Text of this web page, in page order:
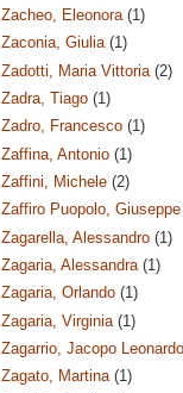
Zacheo, Eleonora(1)
Zaconia, Giulia(1)
Zadotti, Maria Vittoria(2)
Zadra, Tiago(1)
Zadro, Francesco(1)
Zaffina, Antonio(1)
Zaffini, Michele(2)
Zaffiro Puopolo, Giuseppe
Zagarella, Alessandro(1)
Zagaria, Alessandra(1)
Zagaria, Orlando(1)
Zagaria, Virginia(1)
Zagarrio, Jacopo Leonardo
Zagato, Martina(1)